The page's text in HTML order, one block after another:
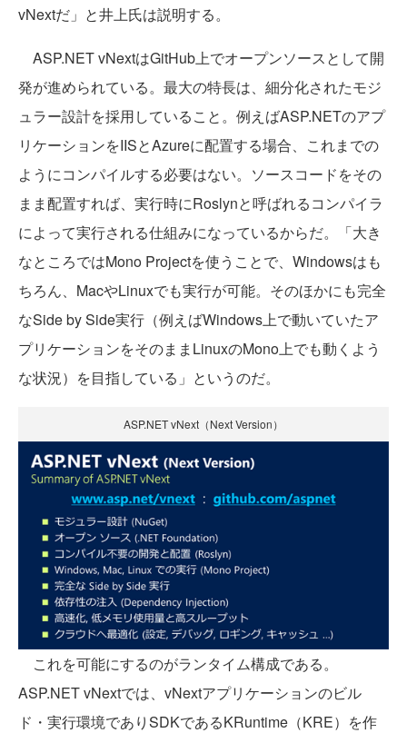
vNextだ」と井上氏は説明する。
ASP.NET vNextはGitHub上でオープンソースとして開
発が進められている。最大の特長は、細分化されたモジ
ュラー設計を採用していること。例えばASP.NETのアプ
リケーションをIISとAzureに配置する場合、これまでの
ようにコンパイルする必要はない。ソースコードをその
まま配置すれば、実行時にRoslynと呼ばれるコンパイラ
によって実行される仕組みになっているからだ。「大き
なところではMono Projectを使うことで、Windowsはも
ちろん、MacやLinuxでも実行が可能。そのほかにも完全
なSide by Side実行（例えばWindows上で動いていたア
プリケーションをそのままLinuxのMono上でも動くよう
な状況）を目指している」というのだ。
ASP.NET vNext（Next Version）
これを可能にするのがランタイム構成である。
ASP.NET vNextでは、vNextアプリケーションのビル
ド・実行環境でありSDKであるKRuntime（KRE）を作